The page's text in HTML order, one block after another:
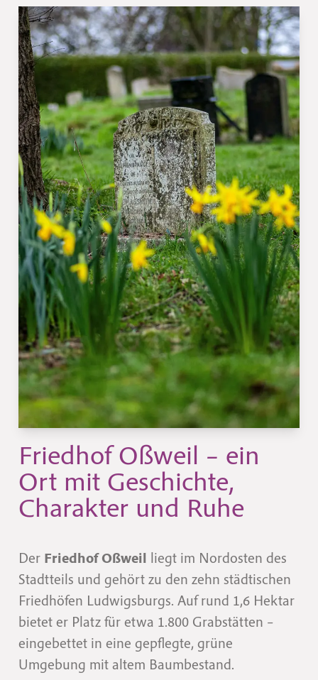
Friedhof Oßweil – ein
Ort mit Geschichte,
Charakter und Ruhe
Der Friedhof Oßweil liegt im Nordosten des
Stadtteils und gehört zu den zehn städtischen
Friedhöfen Ludwigsburgs. Auf rund 1,6 Hektar
bietet er Platz für etwa 1.800 Grabstätten –
eingebettet in eine gepflegte, grüne
Umgebung mit altem Baumbestand.